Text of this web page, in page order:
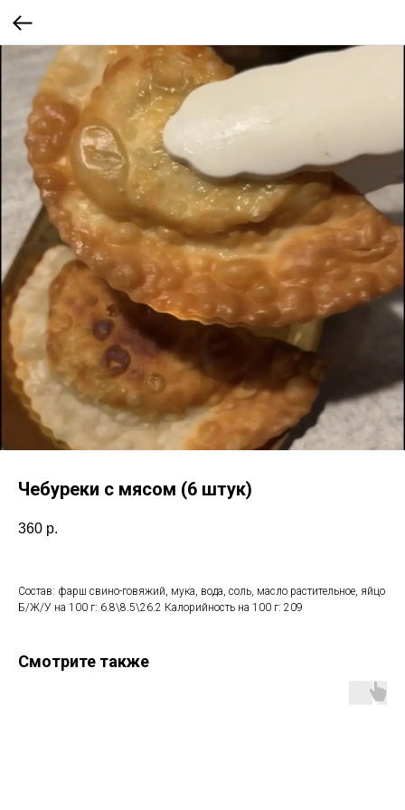
Чебуреки с мясом (6 штук)
360 р.
Состав: фарш свино-говяжий, мука, вода, соль, масло растительное, яйцо
Б/Ж/У на 100 г: 6.8\8.5\26.2 Калорийность на 100 г: 209
Смотрите также